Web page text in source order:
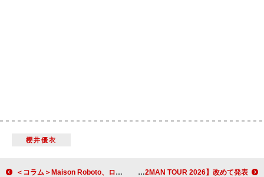
櫻井優衣
＜コラム＞Maison Roboto、ロボットがMVの主役になる前のロボット・クチュール 花冷え。、“ライブで言い忘れ”た【JAPAN 2MAN TOUR 2026】改めて発表